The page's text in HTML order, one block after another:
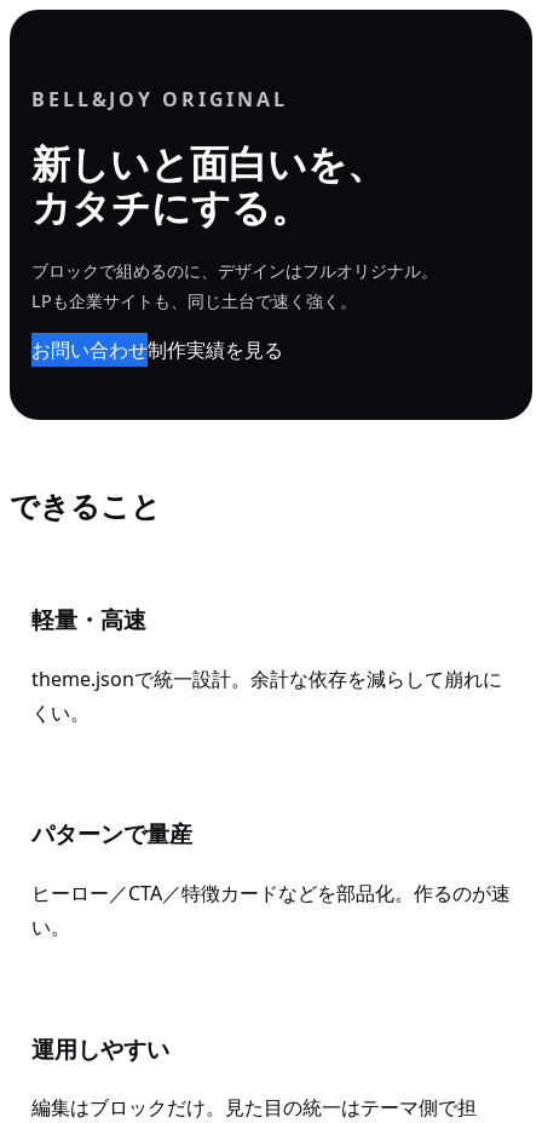
内
BELL&JOY ORIGINAL
新しいと面白いを、
カタチにする。
ブロックで組めるのに、デザインはフルオリジナル。
LPも企業サイトも、同じ土台で速く強く。
お問い合わせ制作実績を見る
できること
軽量・高速
theme.jsonで統一設計。余計な依存を減らして崩れに
くい。
パターンで量産
ヒーロー／CTA／特徴カードなどを部品化。作るのが速
い。
運用しやすい
編集はブロックだけ。見た目の統一はテーマ側で担